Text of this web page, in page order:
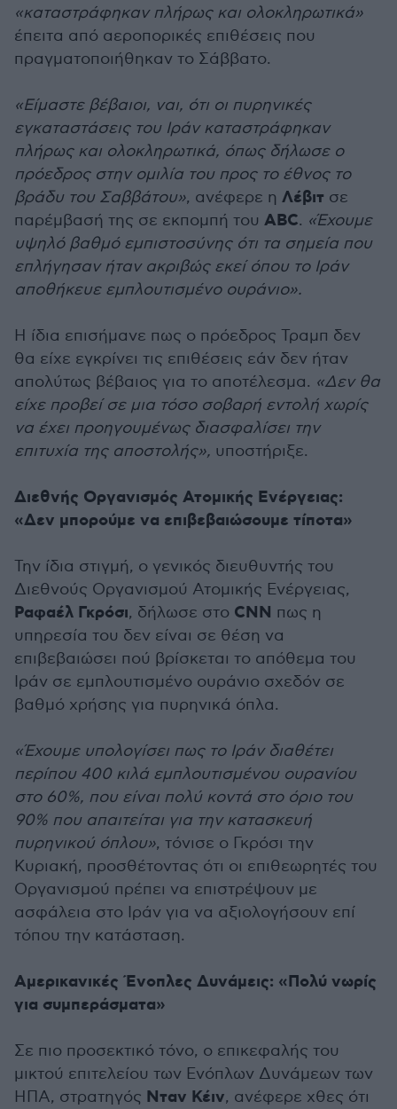
«καταστράφηκαν πλήρως και ολοκληρωτικά»
έπειτα από αεροπορικές επιθέσεις που
πραγματοποιήθηκαν το Σάββατο.
«Είμαστε βέβαιοι, ναι, ότι οι πυρηνικές
εγκαταστάσεις του Ιράν καταστράφηκαν
πλήρως και ολοκληρωτικά, όπως δήλωσε ο
πρόεδρος στην ομιλία του προς το έθνος το
βράδυ του Σαββάτου», ανέφερε η Λέβιτ σε
παρέμβασή της σε εκπομπή του ABC. «Έχουμε
υψηλό βαθμό εμπιστοσύνης ότι τα σημεία που
επλήγησαν ήταν ακριβώς εκεί όπου το Ιράν
αποθήκευε εμπλουτισμένο ουράνιο».
Η ίδια επισήμανε πως ο πρόεδρος Τραμπ δεν
θα είχε εγκρίνει τις επιθέσεις εάν δεν ήταν
απολύτως βέβαιος για το αποτέλεσμα. «Δεν θα
είχε προβεί σε μια τόσο σοβαρή εντολή χωρίς
να έχει προηγουμένως διασφαλίσει την
επιτυχία της αποστολής», υποστήριξε.
Διεθνής Οργανισμός Ατομικής Ενέργειας:
«Δεν μπορούμε να επιβεβαιώσουμε τίποτα»
Την ίδια στιγμή, ο γενικός διευθυντής του
Διεθνούς Οργανισμού Ατομικής Ενέργειας,
Ραφαέλ Γκρόσι, δήλωσε στο CNN πως η
υπηρεσία του δεν είναι σε θέση να
επιβεβαιώσει πού βρίσκεται το απόθεμα του
Ιράν σε εμπλουτισμένο ουράνιο σχεδόν σε
βαθμό χρήσης για πυρηνικά όπλα.
«Έχουμε υπολογίσει πως το Ιράν διαθέτει
περίπου 400 κιλά εμπλουτισμένου ουρανίου
στο 60%, που είναι πολύ κοντά στο όριο του
90% που απαιτείται για την κατασκευή
πυρηνικού όπλου», τόνισε ο Γκρόσι την
Κυριακή, προσθέτοντας ότι οι επιθεωρητές του
Οργανισμού πρέπει να επιστρέψουν με
ασφάλεια στο Ιράν για να αξιολογήσουν επί
τόπου την κατάσταση.
Αμερικανικές Ένοπλες Δυνάμεις: «Πολύ νωρίς
για συμπεράσματα»
Σε πιο προσεκτικό τόνο, ο επικεφαλής του
μικτού επιτελείου των Ενόπλων Δυνάμεων των
ΗΠΑ, στρατηγός Νταν Κέιν, ανέφερε χθες ότι